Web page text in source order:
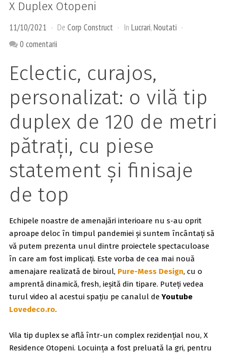
X Duplex Otopeni
11/10/2021 De Corp Construct In Lucrari,Noutati
0 comentarii
Eclectic, curajos,
personalizat: o vilă tip
duplex de 120 de metri
pătrați, cu piese
statement și finisaje
de top
Echipele noastre de amenajări interioare nu s-au oprit
aproape deloc în timpul pandemiei și suntem încântați să
vă putem prezenta unul dintre proiectele spectaculoase
în care am fost implicați. Este vorba de cea mai nouă
amenajare realizată de biroul, Pure-Mess Design, cu o
amprentă dinamică, fresh, ieșită din tipare. Puteți vedea
turul video al acestui spațiu pe canalul deYoutube
Lovedeco.ro.
Vila tip duplex se află într-un complex rezidențial nou, X
Residence Otopeni. Locuința a fost preluată la gri, pentru